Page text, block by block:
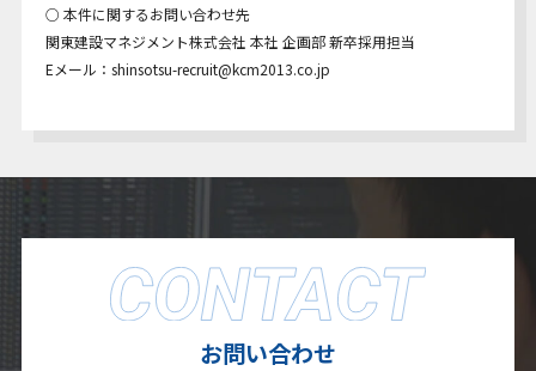
○ 本件に関するお問い合わせ先
関東建設マネジメント株式会社 本社 企画部 新卒採用担当
Eメール：shinsotsu-recruit@kcm2013.co.jp
お問い合わせ